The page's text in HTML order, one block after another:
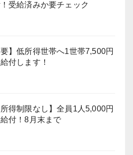
受給済みか要チェック
要】低所得世帯へ1世帯7,500円
付します！
所得制限なし】全員1人5,000円
付！8月末まで